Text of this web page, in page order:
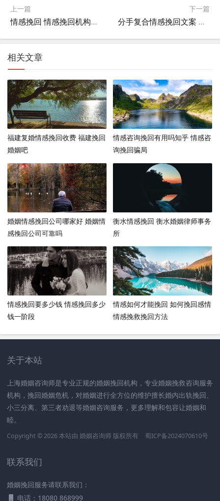
上一篇
情感挽回 情感挽回机构真的能挽回感情吗
下一篇
分手复合情感挽回文案 分手复合语录短句
相关文章
福建复婚情感挽回收费 福建挽回
婚姻吧
情感咨询挽回有用吗知乎 情感咨
询挽回骗局
婚姻情感挽回公司哪家好 婚姻情
感挽回公司可靠吗
衡水情感挽回 衡水婚姻律师事务
所
情感挽回要多少钱 情感挽回多少
钱一阶段
情感如何才能挽回 如何挽回感情
情感挽救挽回方法
关于本站
上海婚姻咨询师是专业正规的婚姻挽回机构，专业婚姻挽救咨询服务
机构，挽回婚姻危机，对婚姻进行全方位的维护擅长婚内出轨挽回、
小三分离、第三者劝退等婚姻咨询服务，更多理解和包容让婚姻和
睦。
Copyright © 2026 本站由 婚姻咨询师 版权所有 蜀ICP备2024070610号
联系我们
婚姻挽回服务请联系我们：
电话：18080 868999